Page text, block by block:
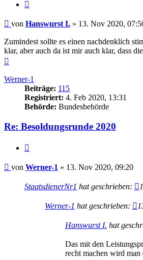
Beitrag
von Hanswurst I. » 13. Nov 2020,
Zumindest sollte es einen nachdenklich
klar, aber auch da ist mir auch klar, dass
Werner-1
Beiträge: 115
Registriert: 4. Feb 2020, 13:31
Behörde: Bundesbehörde
Re: Besoldungsrunde 2020
Beitrag
von Werner-1 » 13. Nov 2020, 09:20
StaatsdienerNr1 hat geschrieben:
Werner-1 hat geschrieben:
Hanswurst I. hat
Das mit den
recht machen wird man